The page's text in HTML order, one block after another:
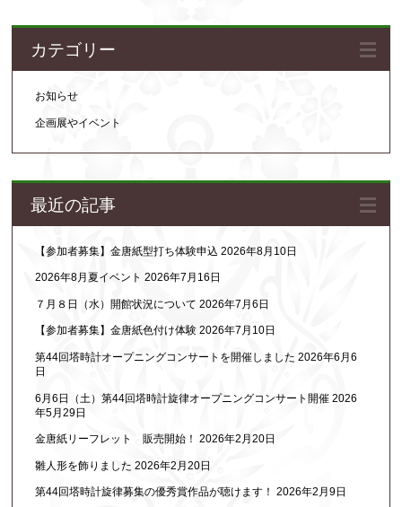
カテゴリー
お知らせ
企画展やイベント
最近の記事
【参加者募集】金唐紙型打ち体験申込 2026年8月10日
2026年8月夏イベント 2026年7月16日
７月８日（水）開館状況について 2026年7月6日
【参加者募集】金唐紙色付け体験 2026年7月10日
第44回塔時計オープニングコンサートを開催しました 2026年6月6
日
6月6日（土）第44回塔時計旋律オープニングコンサート開催 2026
年5月29日
金唐紙リーフレット 販売開始！ 2026年2月20日
雛人形を飾りました 2026年2月20日
第44回塔時計旋律募集の優秀賞作品が聴けます！ 2026年2月9日